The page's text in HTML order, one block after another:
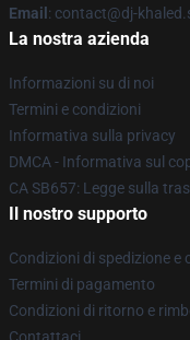
Email : contact@dj-
La nostra azienda
Informazioni su di noi
Termini e condizioni
Informativa sulla privacy
DMCA - Informativa sul
CA SB657: Legge sulla
Il nostro supporto
Condizioni di spedizione e
Termini di pagamento
Condizioni di ritorno e